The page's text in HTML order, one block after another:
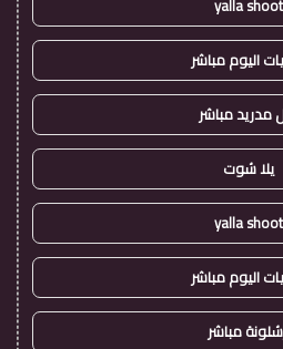
yalla shoot
اليوم مباشر
مدريد مباشر
يلا شوت
yalla shoot
اليوم مباشر
مباشر